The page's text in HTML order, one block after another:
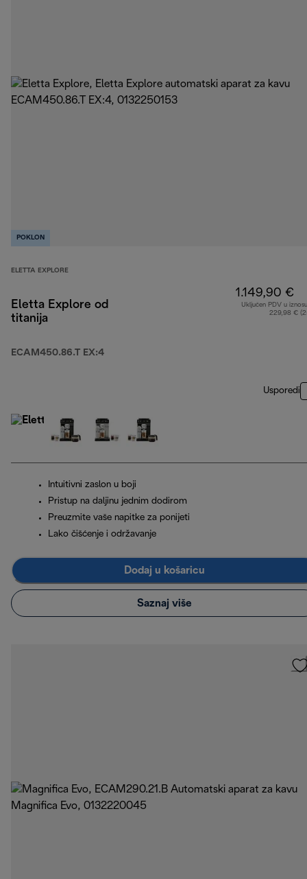
POKLON
ELETTA EXPLORE
Eletta Explore od
titanija
ECAM450.86.T EX:4
1.149,90 €
Uključen PDV u
229,98 €
Usporedi
Intuitivni zaslon u boji
Pristup na daljinu jednim dodirom
Preuzmite vaše napitke za ponijeti
Lako čišćenje i održavanje
Dodaj u košaricu
Saznaj više